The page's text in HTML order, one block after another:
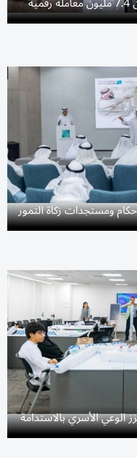
ومستجدات زكاة التمور
الوعي الأسري بالاستدامة